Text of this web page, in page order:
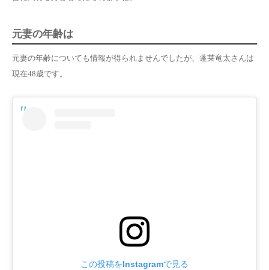
元妻の年齢は
元妻の年齢についても情報が得られませんでしたが、蓬莱竜太さんは
現在48歳です。
この投稿をInstagramで見る